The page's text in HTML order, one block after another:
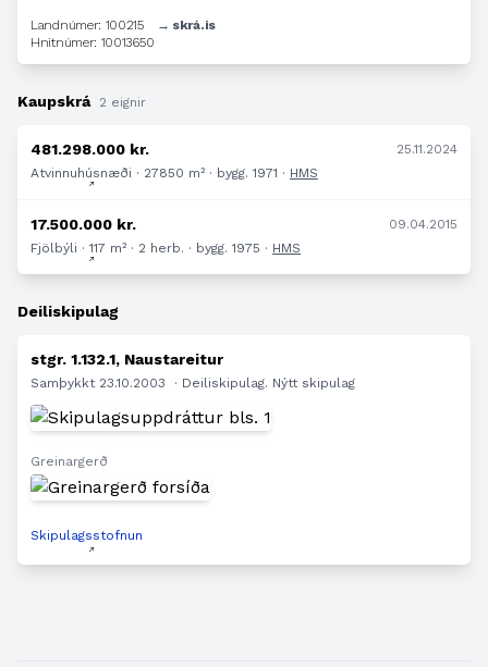
Landnúmer: 100215
→ skrá.is
Hnitnúmer: 10013650
Kaupskrá 2 eignir
481.298.000 kr.
25.11.2024
Atvinnuhúsnæði · 27850 m² · bygg. 1971 · HMS
17.500.000 kr.
09.04.2015
Fjölbýli · 117 m² · 2 herb. · bygg. 1975 · HMS
Deiliskipulag
stgr. 1.132.1, Naustareitur
Samþykkt 23.10.2003 · Deiliskipulag. Nýtt skipulag
Greinargerð
Skipulagsstofnun